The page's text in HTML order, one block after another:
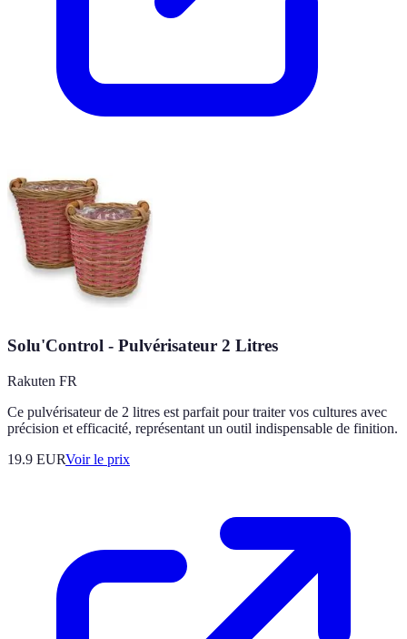
Solu'Control - Pulvérisateur 2 Litres
Rakuten FR
Ce pulvérisateur de 2 litres est parfait pour traiter vos cultures avec
précision et efficacité, représentant un outil indispensable de finition.
19.9 EURVoir le prix